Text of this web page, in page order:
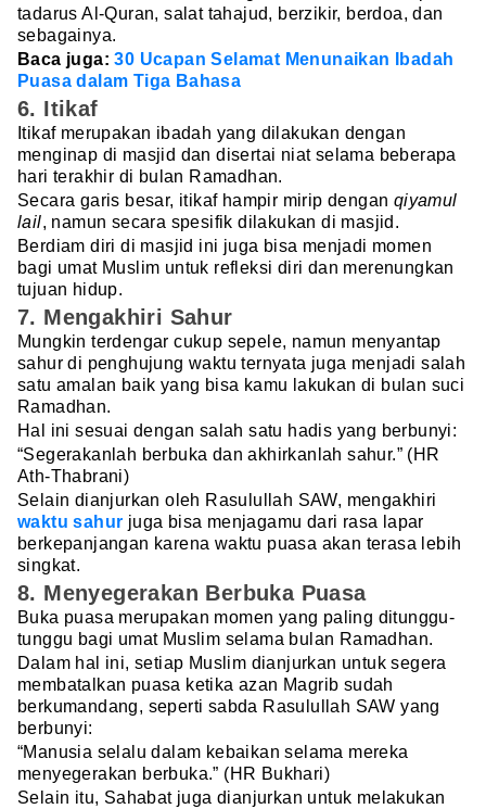
tadarus Al-Quran, salat tahajud, berzikir, berdoa, dan
sebagainya.
Baca juga:30 Ucapan Selamat Menunaikan Ibadah
Puasa dalam Tiga Bahasa
6. Itikaf
Itikaf merupakan ibadah yang dilakukan dengan
menginap di masjid dan disertai niat selama beberapa
hari terakhir di bulan Ramadhan.
Secara garis besar, itikaf hampir mirip dengan qiyamul
lail, namun secara spesifik dilakukan di masjid.
Berdiam diri di masjid ini juga bisa menjadi momen
bagi umat Muslim untuk refleksi diri dan merenungkan
tujuan hidup.
7. Mengakhiri Sahur
Mungkin terdengar cukup sepele, namun menyantap
sahur di penghujung waktu ternyata juga menjadi salah
satu amalan baik yang bisa kamu lakukan di bulan suci
Ramadhan.
Hal ini sesuai dengan salah satu hadis yang berbunyi:
“Segerakanlah berbuka dan akhirkanlah sahur.” (HR
Ath-Thabrani)
Selain dianjurkan oleh Rasulullah SAW, mengakhiri
waktu sahur juga bisa menjagamu dari rasa lapar
berkepanjangan karena waktu puasa akan terasa lebih
singkat.
8. Menyegerakan Berbuka Puasa
Buka puasa merupakan momen yang paling ditunggu-
tunggu bagi umat Muslim selama bulan Ramadhan.
Dalam hal ini, setiap Muslim dianjurkan untuk segera
membatalkan puasa ketika azan Magrib sudah
berkumandang, seperti sabda Rasulullah SAW yang
berbunyi:
“Manusia selalu dalam kebaikan selama mereka
menyegerakan berbuka.” (HR Bukhari)
Selain itu, Sahabat juga dianjurkan untuk melakukan